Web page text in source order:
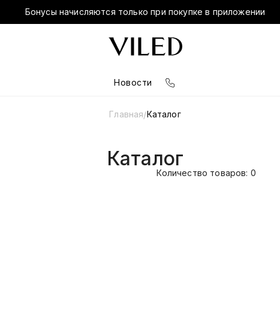
Бонусы начисляются только при покупке в приложении
Новости
Главная/Каталог
Каталог
Количество товаров: 0